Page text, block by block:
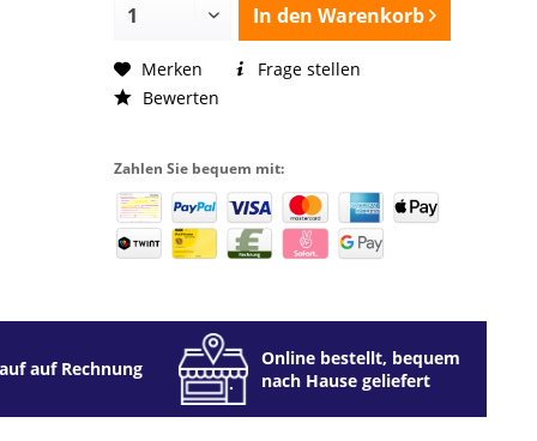
In den Warenkorb
Merken
Bewerten
Frage stellen
Zahlen Sie bequem mit:
auf Rechnung
Online bestellt, bequem
nach Hause geliefert